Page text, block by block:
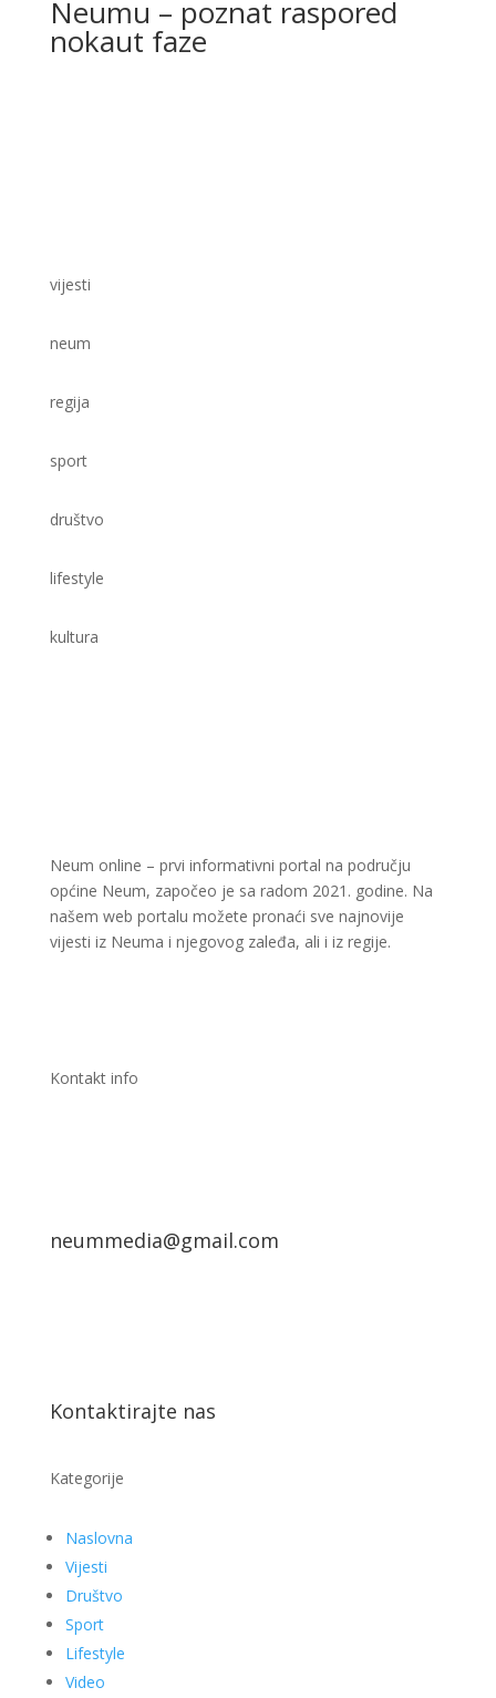
Neumu – poznat raspored
nokaut faze
vijesti
neum
regija
sport
društvo
lifestyle
kultura
Neum online – prvi informativni portal na području
općine Neum, započeo je sa radom 2021. godine. Na
našem web portalu možete pronaći sve najnovije
vijesti iz Neuma i njegovog zaleđa, ali i iz regije.
Kontakt info
neummedia@gmail.com
Kontaktirajte nas
Kategorije
Naslovna
Vijesti
Društvo
Sport
Lifestyle
Video